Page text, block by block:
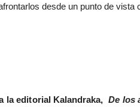
desde un punto de
la editorial Kalandraka,De los